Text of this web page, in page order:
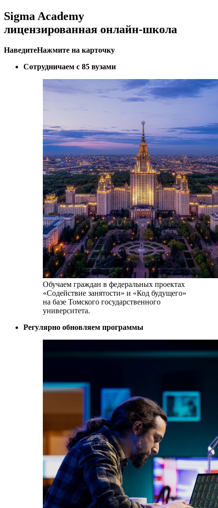
Sigma Academy
лицензированная онлайн-школа
НаведитеНажмите на карточку
Сотрудничаем с 85 вузами
Обучаем граждан в федеральных проектах
«Содействие занятости» и «Код будущего»
на базе Томского государственного
университета.
Регулярно обновляем программы